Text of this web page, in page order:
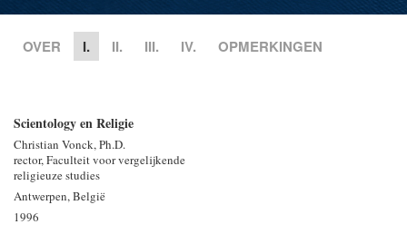
OVER I. II. III. IV. OPMERKINGEN
Scientology en Religie
Christian Vonck, Ph.D.
rector, Faculteit voor vergelijkende
religieuze studies
Antwerpen, België
1996